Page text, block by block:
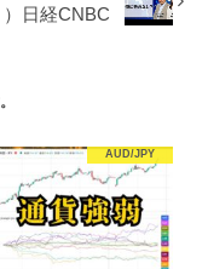
）日経CNBC
AUD/JPY